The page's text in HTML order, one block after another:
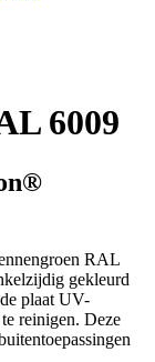
6009
RAL
gekleurd
plaat UV-
reinigen. Deze